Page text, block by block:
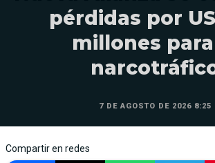
pérdidas por
millones para
7 DE AGOSTO DE 2026 8:25
Compartir en redes